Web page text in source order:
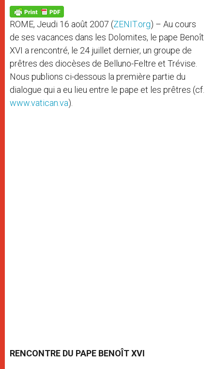
p
p
g
e
r
o
k
ROME, Jeudi 16 août 2007 (ZENIT.org) – Au cours
de ses vacances dans les Dolomites, le pape Benoît
XVI a rencontré, le 24 juillet dernier, un groupe de
prêtres des diocèses de Belluno-Feltre et Trévise.
Nous publions ci-dessous la première partie du
dialogue qui a eu lieu entre le pape et les prêtres (cf.
www.vatican.va).
RENCONTRE DU PAPE BENOÎT XVI